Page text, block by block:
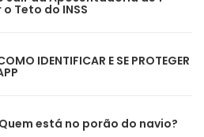
Teto do INSS
IDENTIFICAR E SE PROTEGER
está no porão do navio?